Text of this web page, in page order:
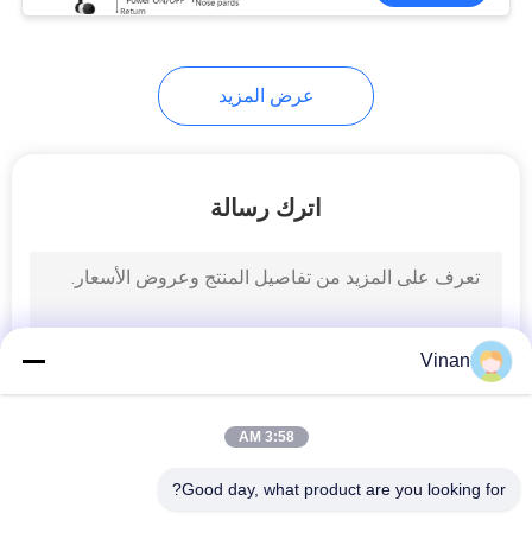
نظارات تدريب الرؤية
نظارات بلوتوث الذكية
54
عرض المزيد
اترك رسالة
Vinan
3:58 AM
Good day, what product are you looking for?